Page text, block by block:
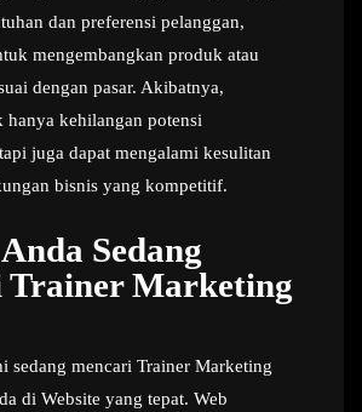
dan preferensi pelanggan,
mengembangkan produk atau
dengan pasar. Akibatnya,
hanya kehilangan potensi
juga dapat mengalami kesulitan
bisnis yang kompetitif.
Sedang
Trainer Marketing
sedang mencari Trainer Marketing
di Website yang tepat. Web